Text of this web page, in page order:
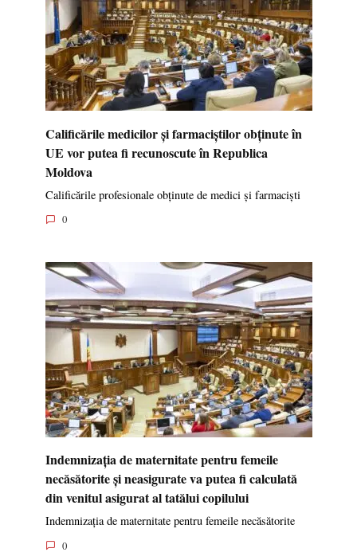
Calificările medicilor și farmaciștilor obținute în
UE vor putea fi recunoscute în Republica
Moldova
Calificările profesionale obținute de medici și farmaciști
0
Indemnizația de maternitate pentru femeile
necăsătorite și neasigurate va putea fi calculată
din venitul asigurat al tatălui copilului
Indemnizația de maternitate pentru femeile necăsătorite
0